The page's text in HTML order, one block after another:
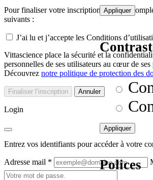
Pour finaliser votre inscription, veuillez
suivants :
J’ai lu et j’accepte les Conditions
Vittascience place la sécurité et la
personnelles de ses utilisateurs au cœur de
Découvrez notre politique de protection des
Finaliser l’inscription Annuler
Login
Entrez vos identifiants pour accéder à votre
Adresse mail *
Appliquer
Appliquer
Polices